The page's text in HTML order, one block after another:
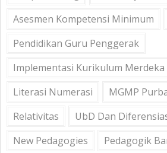
Asesmen Kompetensi Minimum
Pendidikan Guru Penggerak
Implementasi Kurikulum Merdeka
Literasi Numerasi
MGMP
Relativitas
UbD Dan
New Pedagogies
Pedagogik